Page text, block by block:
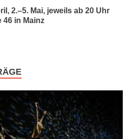
2.–5. Mai, jeweils ab 20 Uhr
46 in Mainz